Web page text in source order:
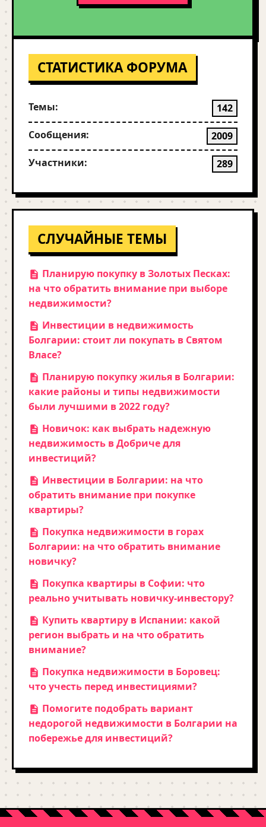
СТАТИСТИКА ФОРУМА
Темы: 142
Сообщения: 2009
Участники: 289
СЛУЧАЙНЫЕ ТЕМЫ
Планирую покупку в Золотых Песках:
на что обратить внимание при выборе
недвижимости?
Инвестиции в недвижимость
Болгарии: стоит ли покупать в Святом
Власе?
Планирую покупку жилья в Болгарии:
какие районы и типы недвижимости
были лучшими в 2022 году?
Новичок: как выбрать надежную
недвижимость в Добриче для
инвестиций?
Инвестиции в Болгарии: на что
обратить внимание при покупке
квартиры?
Покупка недвижимости в горах
Болгарии: на что обратить внимание
новичку?
Покупка квартиры в Софии: что
реально учитывать новичку-инвестору?
Купить квартиру в Испании: какой
регион выбрать и на что обратить
внимание?
Покупка недвижимости в Боровец:
что учесть перед инвестициями?
Помогите подобрать вариант
недорогой недвижимости в Болгарии на
побережье для инвестиций?